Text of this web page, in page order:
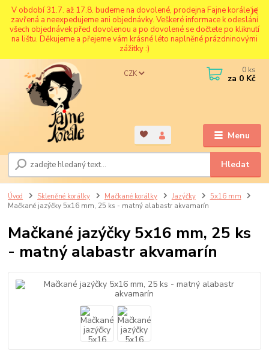
V období 31.7. až 17.8. budeme na dovolené, prodejna Fajne korále je
zavřená a neexpedujeme ani objednávky. Veškeré informace k odeslání
všech objednávek před dovolenou a po dovolené se dočtete po kliknutí
na lištu. Děkujeme a přejeme vám krásné léto naplněné prázdninovými
zážitky :)
Menu
CZK
Hledat
0 ks
za 0 Kč
Úvod Skleněné korálky Mačkané korálky Jazýčky
5x16 mm
Mačkané jazýčky 5x16 mm, 25 ks - matný alabastr akvamarín
Mačkané jazýčky 5x16 mm, 25 ks
- matný alabastr akvamarín